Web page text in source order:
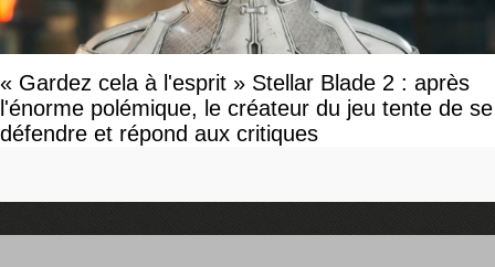
« Gardez cela à l'esprit » Stellar Blade 2 : après
l'énorme polémique, le créateur du jeu tente de se
défendre et répond aux critiques